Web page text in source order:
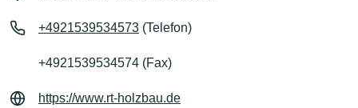
+4921539534573 (Telefon)
+4921539534574 (Fax)
https://www.rt-holzbau.de